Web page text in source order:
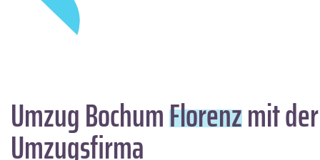
Umzug BochumFlorenzmit
Umzugsfirma